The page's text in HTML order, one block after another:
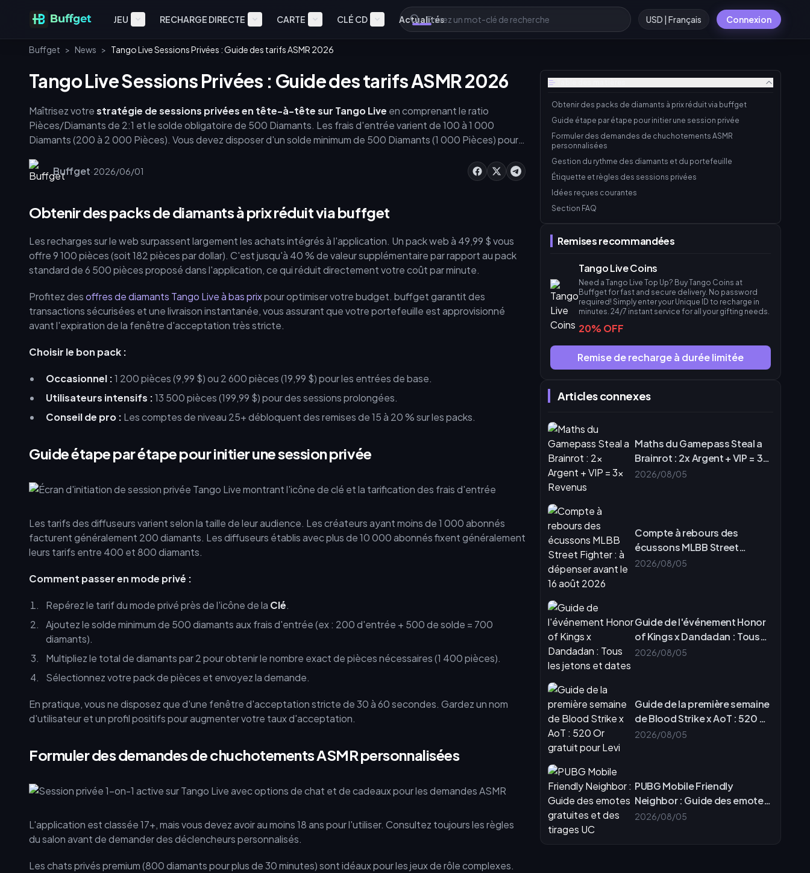
JEU RECHARGE DIRECTE CARTE CLÉ CD Actualités USD | Français Connexion
Buffget > News > Tango Live Sessions Privées : Guide des tarifs ASMR 2026
Obtenir des packs de diamants à prix réduit via buffget
Guide étape par étape pour initier une session privée
Formuler des demandes de chuchotements ASMR
personnalisées
Gestion du rythme des diamants et du portefeuille
Étiquette et règles des sessions privées
Idées reçues courantes
Section FAQ
Remises recommandées
Tango Live Coins
Need a Tango Live Top Up? Buy Tango Coins at
Buffget for fast and secure delivery. No password
required! Simply enter your Unique ID to recharge in
minutes. 24/7 instant service for all your gifting needs.
20% OFF
Remise de recharge à durée limitée
Articles connexes
Maths du Gamepass Steal a
Brainrot : 2x Argent + VIP = 3x
Revenus
2026/08/05
Compte à rebours des
écussons MLBB Street
Fighter : à dépenser avant le
2026/08/05
Guide de l'événement Honor
of Kings x Dandadan : Tous
les jetons et dates
2026/08/05
Guide de la première semaine
de Blood Strike x AoT : 520 Or
gratuit pour Levi
2026/08/05
PUBG Mobile Friendly
Neighbor : Guide des emotes
gratuites et des tirages UC
2026/08/05
Tango Live Sessions Privées : Guide des tarifs ASMR 2026
Maîtrisez votrestratégie de sessions privées en tête-à-tête sur Tango Live en comprenant le ratio
Pièces/Diamants de 2:1 et le solde obligatoire de 500 Diamants. Les frais d'entrée varient de 100 à 1 000
Diamants (200 à 2 000 Pièces). Vous devez disposer d'un solde minimum de 500 Diamants (1 000 Pièces) pour
pièces en plus, profitez des abonnements de fans pour bénéficier de réductions, et gérez le rythme de vos
sessions pour maximiser l'ASMR personnalisé sans vous ruiner.
Buffget·2026/06/01
Obtenir des packs de diamants à prix réduit via buffget
Les recharges sur le web surpassent largement les achats intégrés à l'application. Un pack web à 49,99 $ vous
offre 9 100 pièces (soit 182 pièces par dollar). C'est jusqu'à 40 % de valeur supplémentaire par rapport au pack
standard de 6 500 pièces proposé dans l'application, ce qui réduit directement votre coût par minute.
Profitez desoffres de diamants Tango Live à bas prixpour optimiser votre budget. buffget garantit des
transactions sécurisées et une livraison instantanée, vous assurant que votre portefeuille est approvisionné
avant l'expiration de la fenêtre d'acceptation très stricte.
Choisir le bon pack :
Occasionnel :1 200 pièces (9,99 $) ou 2 600 pièces (19,99 $) pour les entrées de base.
Utilisateurs intensifs :13 500 pièces (199,99 $) pour des sessions prolongées.
Conseil de pro : Les comptes de niveau 25+ débloquent des remises de 15 à 20 % sur les packs.
Guide étape par étape pour initier une session privée
Les tarifs des diffuseurs varient selon la taille de leur audience. Les créateurs ayant moins de 1 000 abonnés
facturent généralement 200 diamants. Les diffuseurs établis avec plus de 10 000 abonnés fixent généralement
leurs tarifs entre 400 et 800 diamants.
Comment passer en mode privé :
Repérez le tarif du mode privé près de l'icône de la Clé.
Ajoutez le solde minimum de 500 diamants aux frais d'entrée (ex : 200 d'entrée + 500 de solde = 700
diamants).
Multipliez le total de diamants par 2 pour obtenir le nombre exact de pièces nécessaires (1 400 pièces).
Sélectionnez votre pack de pièces et envoyez la demande.
En pratique, vous ne disposez que d'une fenêtre d'acceptation stricte de 30 à 60 secondes. Gardez un nom
d'utilisateur et un profil positifs pour augmenter votre taux d'acceptation.
Formuler des demandes de chuchotements ASMR personnalisées
L'application est classée 17+, mais vous devez avoir au moins 18 ans pour l'utiliser. Consultez toujours les règles
du salon avant de demander des déclencheurs personnalisés.
Les chats privés premium (800 diamants pour plus de 30 minutes) sont idéaux pour les jeux de rôle complexes.